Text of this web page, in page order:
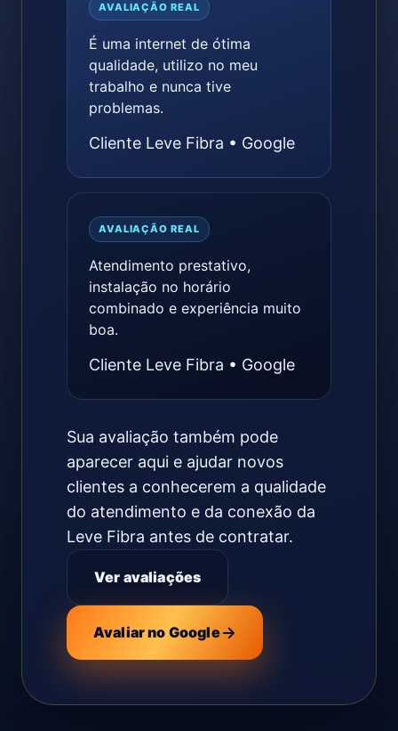
AVALIAÇÃO REAL
É uma internet de ótima
qualidade, utilizo no meu
trabalho e nunca tive
problemas.
Cliente Leve Fibra • Google
AVALIAÇÃO REAL
Atendimento prestativo,
instalação no horário
combinado e experiência muito
boa.
Cliente Leve Fibra • Google
Sua avaliação também pode
aparecer aqui e ajudar novos
clientes a conhecerem a qualidade
do atendimento e da conexão da
Leve Fibra antes de contratar.
Ver avaliações
Avaliar no Google